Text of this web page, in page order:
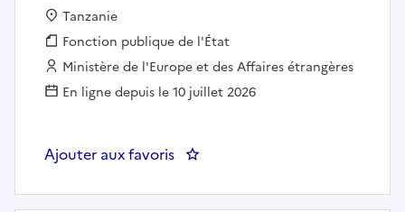
Localisation :
Tanzanie
Fonction publique :
Fonction publique de l'État
Employeur :
Ministère de l'Europe et des Affaires étrangères
En ligne depuis le 10 juillet 2026
Ajouter aux favoris : Conseiller de coopération et